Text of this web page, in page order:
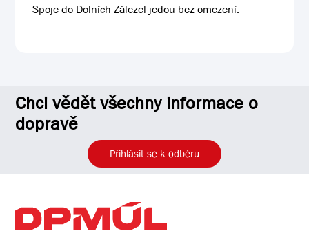
Spoje do Dolních Zálezel jedou bez omezení.
Chci vědět všechny informace o
dopravě
Přihlásit se k odběru